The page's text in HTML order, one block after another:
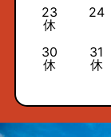
23
休
24
30
休
31
休